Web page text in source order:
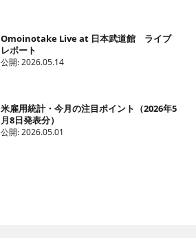
Omoinotake Live at 日本武道館 ライブ
レポート
公開:2026.05.14
米雇用統計・今月の注目ポイント（2026年5
月8日発表分）
公開:2026.05.01